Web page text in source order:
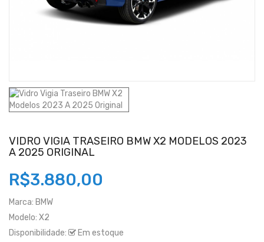
VIDRO VIGIA TRASEIRO BMW X2 MODELOS 2023
A 2025 ORIGINAL
R$3.880,00
Marca: BMW
Modelo: X2
Disponibilidade:
Em estoque